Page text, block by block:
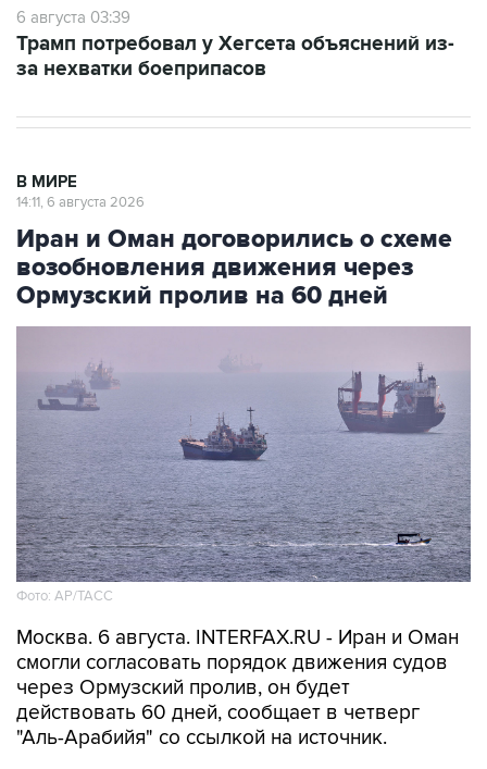
6 августа 03:39
Трамп потребовал у Хегсета объяснений из-
за нехватки боеприпасов
В МИРЕ
14:11, 6 августа 2026
Иран и Оман договорились о схеме
возобновления движения через
Ормузский пролив на 60 дней
Фото: AP/ТАСС
Москва. 6 августа. INTERFAX.RU - Иран и Оман
смогли согласовать порядок движения судов
через Ормузский пролив, он будет
действовать 60 дней, сообщает в четверг
"Аль-Арабийя" со ссылкой на источник.